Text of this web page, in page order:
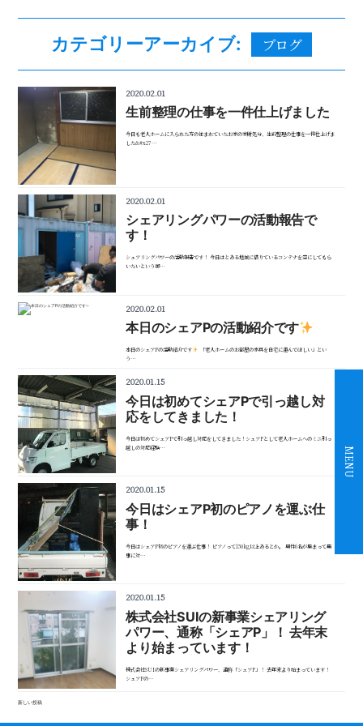
MENU
カテゴリーアーカイブ: ブログ
2020.02.01
生前整理の仕事を一件仕上げました
今日も老人ホームに入られた方の住まれていたお家の家財処分、生前整理の仕事を一件仕上げま
した&#x27…
2020.02.01
シェアリングパワーの活動報告で
す！
シェアリングパワーの活動報告です！ 今日はとある地域に借りているコンテナを空にしてもら
いたいという御…
2020.02.01
本日のシェアPの活動紹介です
本日のシェアPの活動紹介です
「老人ホームのお部屋の家具を自宅に運んでほしい」とい
う…
2020.01.15
今日は初めてシェアPで引っ越し対
応をしてきました！
今日は初めてシェアPで引っ越し対応をしてきました！シェアPとして老人ホームへのミニ引っ
越しの対応経験…
2020.01.15
今日はシェアP初のピアノを運ぶ仕
事！
今日はシェアP初のピアノを運ぶ仕事！ ピアノって150kg以上あるとか。 男性6名が集まって無
事に対…
2020.01.15
株式会社SUIの新事業シェアリング
パワー、通称「シェアP」！ 去年末
より始まっています！
株式会社SUIの新事業シェアリングパワー、通称「シェアP」！ 去年末より始まっています！
シェアPの…
投
新しい投稿